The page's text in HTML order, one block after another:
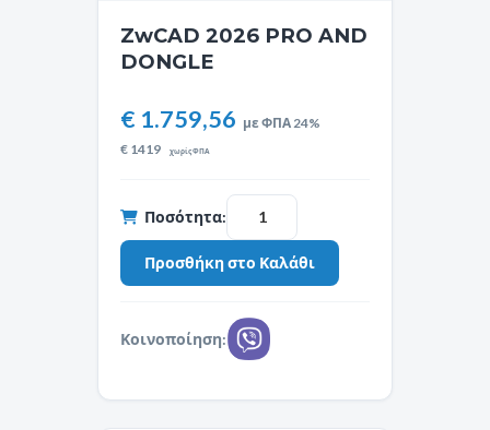
ZwCAD 2026 PRO AND
DONGLE
€ 1.759,56 με ΦΠΑ 24%
€ 1419 χωρίς ΦΠΑ
Ποσότητα:
Κοινοποίηση: